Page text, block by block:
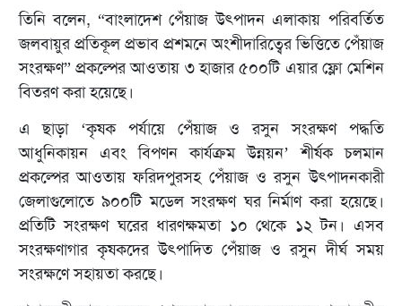
তিনি বলেন, “বাংলাদেশ পেঁয়াজ উৎপাদন এলাকায় পরিবর্তিত
জলবায়ুর প্রতিকূল প্রভাব প্রশমনে অংশীদারিত্বের ভিত্তিতে পেঁয়াজ
সংরক্ষণ” প্রকল্পের আওতায় ৩ হাজার ৫০০টি এয়ার ফ্লো মেশিন
বিতরণ করা হয়েছে।
এ ছাড়া ‘কৃষক পর্যায়ে পেঁয়াজ ও রসুন সংরক্ষণ পদ্ধতি
আধুনিকায়ন এবং বিপণন কার্যক্রম উন্নয়ন’ শীর্ষক চলমান
প্রকল্পের আওতায় ফরিদপুরসহ পেঁয়াজ ও রসুন উৎপাদনকারী
জেলাগুলোতে ৯০০টি মডেল সংরক্ষণ ঘর নির্মাণ করা হয়েছে।
প্রতিটি সংরক্ষণ ঘরের ধারণক্ষমতা ১০ থেকে ১২ টন। এসব
সংরক্ষণাগার কৃষকদের উৎপাদিত পেঁয়াজ ও রসুন দীর্ঘ সময়
সংরক্ষণে সহায়তা করছে।